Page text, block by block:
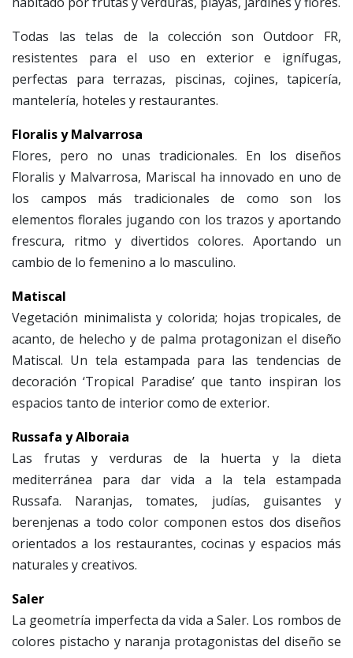
Todas las telas de la colección son Outdoor FR,
resistentes para el uso en exterior e ignífugas,
perfectas para terrazas, piscinas, cojines, tapicería,
mantelería, hoteles y restaurantes.
Floralis y Malvarrosa
Flores, pero no unas tradicionales. En los diseños
Floralis y Malvarrosa, Mariscal ha innovado en uno de
los campos más tradicionales de como son los
elementos florales jugando con los trazos y aportando
frescura, ritmo y divertidos colores. Aportando un
cambio de lo femenino a lo masculino.
Matiscal
Vegetación minimalista y colorida; hojas tropicales, de
acanto, de helecho y de palma protagonizan el diseño
Matiscal. Un tela estampada para las tendencias de
decoración ‘Tropical Paradise’ que tanto inspiran los
espacios tanto de interior como de exterior.
Russafa y Alboraia
Las frutas y verduras de la huerta y la dieta
mediterránea para dar vida a la tela estampada
Russafa. Naranjas, tomates, judías, guisantes y
berenjenas a todo color componen estos dos diseños
orientados a los restaurantes, cocinas y espacios más
naturales y creativos.
Saler
La geometría imperfecta da vida a Saler. Los rombos de
colores pistacho y naranja protagonistas del diseño se